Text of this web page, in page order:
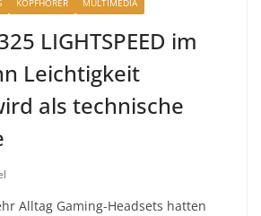
KOPFHÖRER MULTIMEDIA
LIGHTSPEED im
Leichtigkeit
als technische
Alltag Gaming-Headsets hatten